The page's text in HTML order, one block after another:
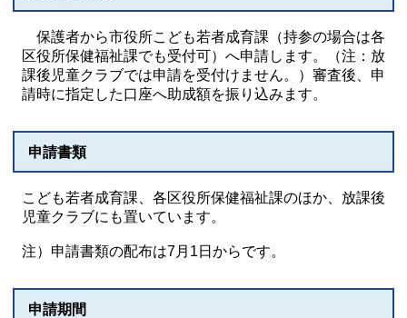
保護者から市役所こども若者成育課（持参の場合は各
区役所保健福祉課でも受付可）へ申請します。（注：放
課後児童クラブでは申請を受付けません。）審査後、申
請時に指定した口座へ助成額を振り込みます。
申請書類
こども若者成育課、各区役所保健福祉課のほか、放課後
児童クラブにも置いています。
注）申請書類の配布は7月1日からです。
申請期間